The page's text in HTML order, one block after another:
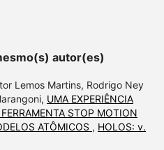
autor(es)
Lemos Martins, Rodrigo Ney
UMA EXPERIÊNCIA
STOP MOTION
ATÔMICOS , HOLOS: v.